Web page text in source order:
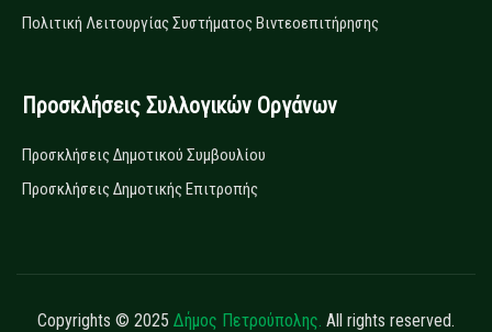
Πολιτική Λειτουργίας Συστήματος Βιντεοεπιτήρησης
Προσκλήσεις Συλλογικών Οργάνων
Προσκλήσεις Δημοτικού Συμβουλίου
Προσκλήσεις Δημοτικής Επιτροπής
Copyrights © 2025 Δήμος Πετρούπολης. All rights reserved.